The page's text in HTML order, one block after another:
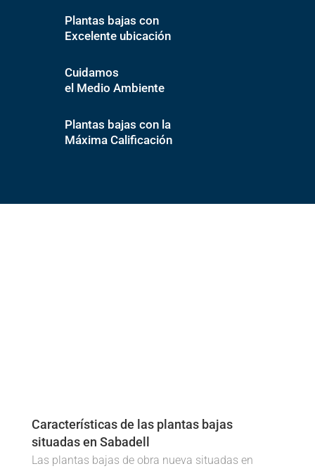
Plantas bajas con
Excelente ubicación
Cuidamos
el Medio Ambiente
Plantas bajas con la
Máxima Calificación
Características de las plantas bajas
situadas en Sabadell
Las plantas bajas de obra nueva situadas en